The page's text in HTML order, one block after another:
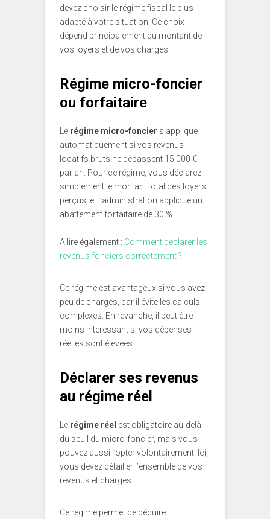
devez choisir le régime fiscal le plus
adapté à votre situation. Ce choix
dépend principalement du montant de
vos loyers et de vos charges.
Régime micro-foncier
ou forfaitaire
Le régime micro-foncier s’applique
automatiquement si vos revenus
locatifs bruts ne dépassent 15 000 €
par an. Pour ce régime, vous déclarez
simplement le montant total des loyers
perçus, et l’administration applique un
abattement forfaitaire de 30 %.
A lire également : Comment declarer les
revenus fonciers correctement ?
Ce régime est avantageux si vous avez
peu de charges, car il évite les calculs
complexes. En revanche, il peut être
moins intéressant si vos dépenses
réelles sont élevées.
Déclarer ses revenus
au régime réel
Le régime réel est obligatoire au-delà
du seuil du micro-foncier, mais vous
pouvez aussi l’opter volontairement. Ici,
vous devez détailler l’ensemble de vos
revenus et charges.
Ce régime permet de déduire